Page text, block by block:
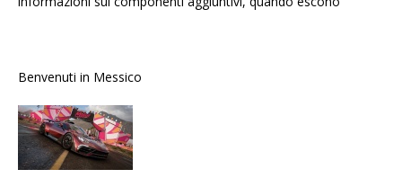
Benvenuti in Messico